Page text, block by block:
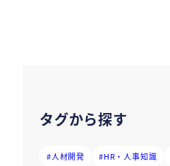
タグから探す
#人材開発 #HR・人事知識